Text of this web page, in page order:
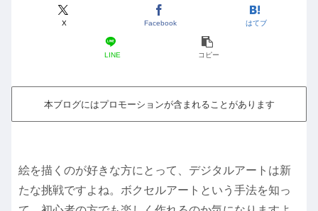
X Facebook はてブ
LINE コピー
本ブログにはプロモーションが含まれることがあります
絵を描くのが好きな方にとって、デジタルアートは新
たな挑戦ですよね。ボクセルアートという手法を知っ